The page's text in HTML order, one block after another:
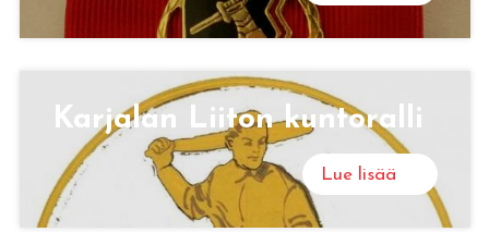
Kar­ja­lan Lii­ton kun­to­ral­li
Lue lisää